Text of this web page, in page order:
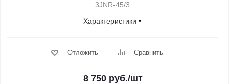
3JNR-45/3
Характеристики
Отложить Сравнить
8 750руб./шт